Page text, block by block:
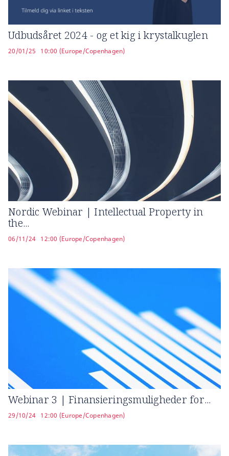
Udbudsåret 2024 - og et kig i krystalkuglen
20/01/25 10:00 (Europe/Copenhagen)
Nordic Webinar | Intellectual Property in
the...
06/11/24 12:00 (Europe/Copenhagen)
Webinar 3 | Finansieringsmuligheder for...
29/10/24 12:00 (Europe/Copenhagen)